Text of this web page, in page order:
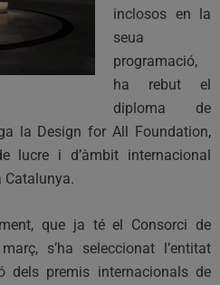
inclosos en la
seua
programació,
ha rebut el
diploma de
la Design for All Foundation,
lucre i d’àmbit internacional
Catalunya.
que ja té el Consorci de
s’ha seleccionat l’entitat
dels premis internacionals de